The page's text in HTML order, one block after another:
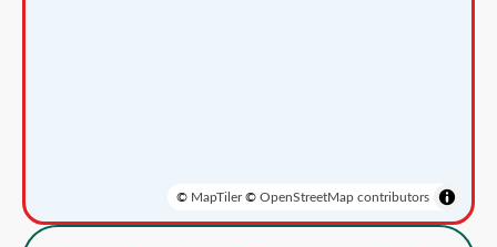
© MapTiler© OpenStreetMap contributors